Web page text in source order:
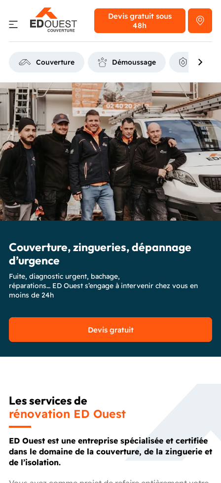
Devis gratuit sous
48h
Couverture Démoussage
Couverture, zingueries, dépannage
d’urgence
Fuite, diagnostic urgent, bachage,
réparations… ED Ouest s’engage à intervenir chez vous en
moins de 24h
Devis gratuit
Les services de
rénovation ED Ouest
ED Ouest est une entreprise spécialisée et certifiée
dans le domaine de la couverture, de la zinguerie et
de l’isolation.